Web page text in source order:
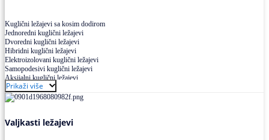
Kuglični ležajevi sa kosim dodirom
Jednoredni kuglični ležajevi
Dvoredni kuglični ležajevi
Hibridni kuglični ležajevi
Elektroizolovani kuglični ležajevi
Samopodesivi kuglični ležajevi
Aksijalni kuglični ležajevi
Kuglični ležajevi od nerđajućeg čelika
Prikaži više
Valjkasti ležajevi